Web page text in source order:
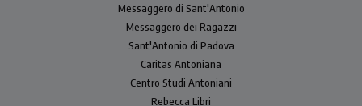
Messaggero di Sant'Antonio
Messaggero dei Ragazzi
Sant'Antonio di Padova
Caritas Antoniana
Centro Studi Antoniani
Rebecca Libri